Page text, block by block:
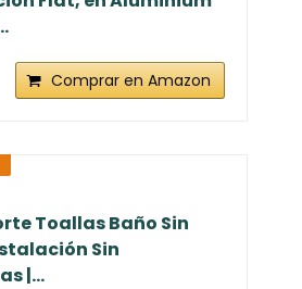
Comprar en Amazon
Toallas Baño Sin
Sin
|...